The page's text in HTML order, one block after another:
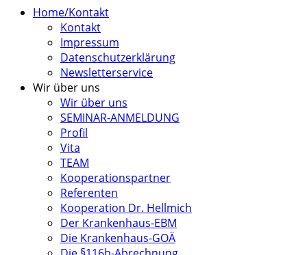
Home/Kontakt
Kontakt
Impressum
Datenschutzerklärung
Newsletterservice
Wir über uns
Wir über uns
SEMINAR-ANMELDUNG
Profil
Vita
TEAM
Kooperationspartner
Referenten
Kooperation Dr. Hellmich
Der Krankenhaus-EBM
Die Krankenhaus-GOÄ